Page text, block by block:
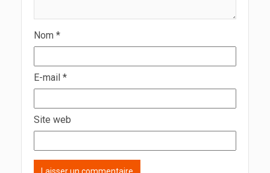
Nom *
E-mail *
Site web